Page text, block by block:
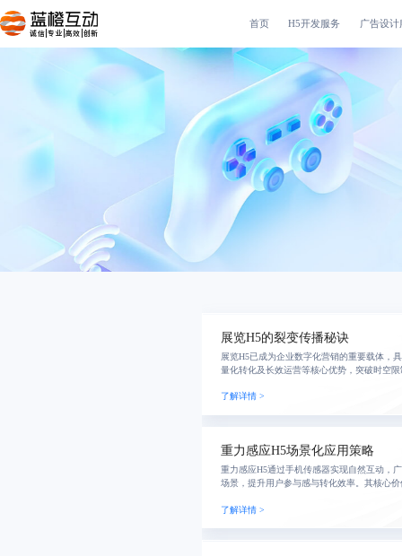
诚信|专业|高效|创新
首页 H5开发服务 广告设计
展览H5的裂变传播秘诀
展览H5已成为企业数字化营销的重要载体，
量化转化及长效运营等核心优势，突破时空
了解详情 >
重力感应H5场景化应用策略
重力感应H5通过手机传感器实现自然互动，
场景，提升用户参与感与转化效率。其核心
入。
了解详情 >